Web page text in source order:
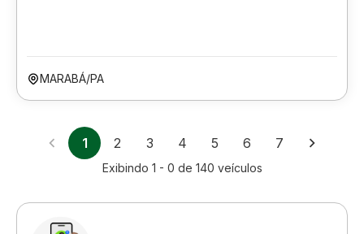
MARABÁ/PA
1 2 3 4 5 6 7
Exibindo 1 - 0 de 140 veículos